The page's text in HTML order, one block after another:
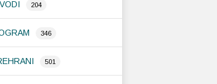
204
346
501